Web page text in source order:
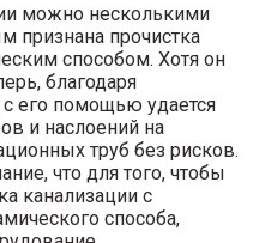
можно несколькими
признана прочистка
способом. Хотя он
благодаря
его помощью удается
и наслоений на
труб без рисков.
что для того, чтобы
канализации с
способа,